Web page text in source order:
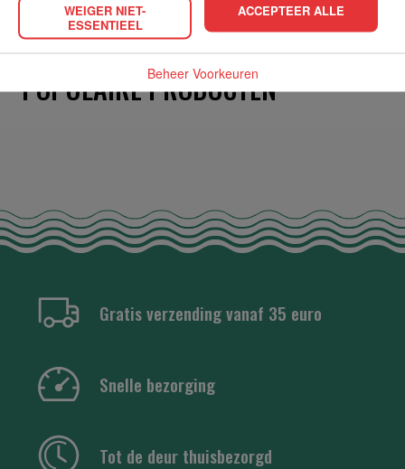
POPULAIRE PRODUCTEN
Gratis verzending vanaf 35 euro
Snelle bezorging
Tot de deur thuisbezorgd
WEIGER NIET-
ESSENTIEEL
ACCEPTEER ALLE
Beheer Voorkeuren